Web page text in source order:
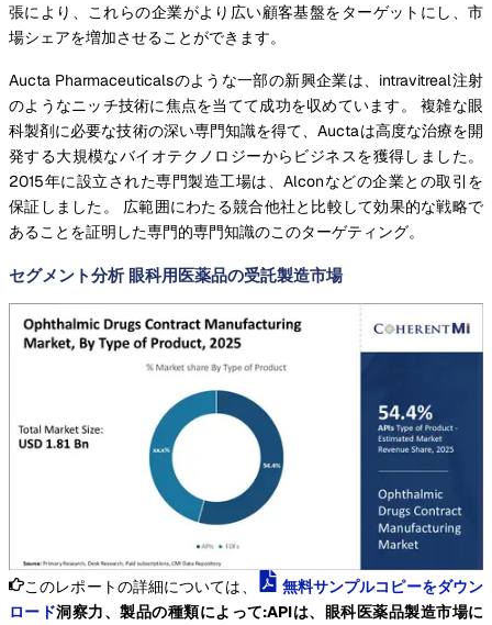
張により、これらの企業がより広い顧客基盤をターゲットにし、市
場シェアを増加させることができます。
Aucta Pharmaceuticalsのような一部の新興企業は、intravitreal注射
のようなニッチ技術に焦点を当てて成功を収めています。 複雑な眼
科製剤に必要な技術の深い専門知識を得て、Auctaは高度な治療を開
発する大規模なバイオテクノロジーからビジネスを獲得しました。
2015年に設立された専門製造工場は、Alconなどの企業との取引を
保証しました。 広範囲にわたる競合他社と比較して効果的な戦略で
あることを証明した専門的専門知識のこのターゲティング。
セグメント分析 眼科用医薬品の受託製造市場
このレポートの詳細については、
無料サンプルコピーをダウン
ロード洞察力、製品の種類によって:APIは、眼科医薬品製造市場に